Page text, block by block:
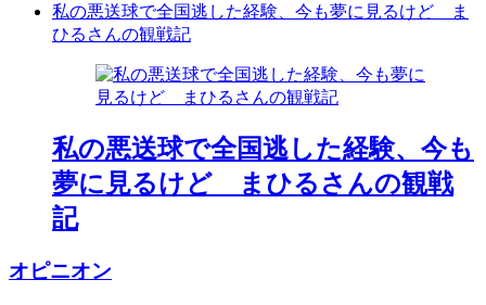
私の悪送球で全国逃した経験、今も夢に見るけど ま
ひるさんの観戦記
私の悪送球で全国逃した経験、今も
夢に見るけど まひるさんの観戦
記
オピニオン